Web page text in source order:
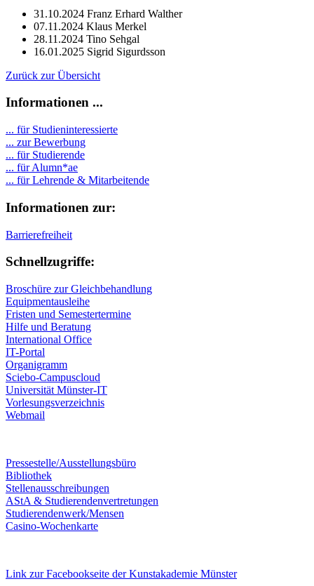
31.10.2024 Franz Erhard Walther
07.11.2024 Klaus Merkel
28.11.2024 Tino Sehgal
16.01.2025 Sigrid Sigurdsson
Zurück zur Übersicht
Informationen ...
... für Studieninteressierte
... zur Bewerbung
... für Studierende
... für Alumn*ae
... für Lehrende & Mitarbeitende
Informationen zur:
Barrierefreiheit
Schnellzugriffe:
Broschüre zur Gleichbehandlung
Equipmentausleihe
Fristen und Semestertermine
Hilfe und Beratung
International Office
IT-Portal
Organigramm
Sciebo-Campuscloud
Universität Münster-IT
Vorlesungsverzeichnis
Webmail
Pressestelle/Ausstellungsbüro
Bibliothek
Stellenausschreibungen
AStA & Studierendenvertretungen
Studierendenwerk/Mensen
Casino-Wochenkarte
Link zur Facebookseite der Kunstakademie Münster